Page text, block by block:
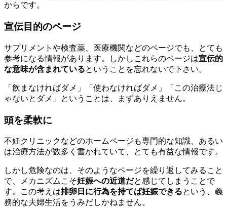
からです。
宣伝目的のページ
サプリメントや検査薬、医療機関などのページでも、とても
参考になる情報があります。しかしこれらのページは宣伝的
な意味が含まれているということを忘れないで下さい。
「飲まなければダメ」「使わなければダメ」「この治療法じ
ゃないとダメ」ということは、まずありえません。
頭を柔軟に
不妊クリニックなどのホームページも専門的な知識、あるい
は治療方法が数多く書かれていて、とても有益な情報です。
しかし危険なのは、そのようなページを繰り返してみること
で、メカニズムこそ妊娠への近道だと感じてしまうことで
す。この考えは排卵日に行為を持てば妊娠できるという、義
務的な夫婦生活をうみだしかねません。